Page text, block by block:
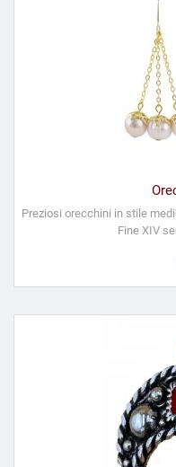
Preziosi orecchini in stile
Fine XIV